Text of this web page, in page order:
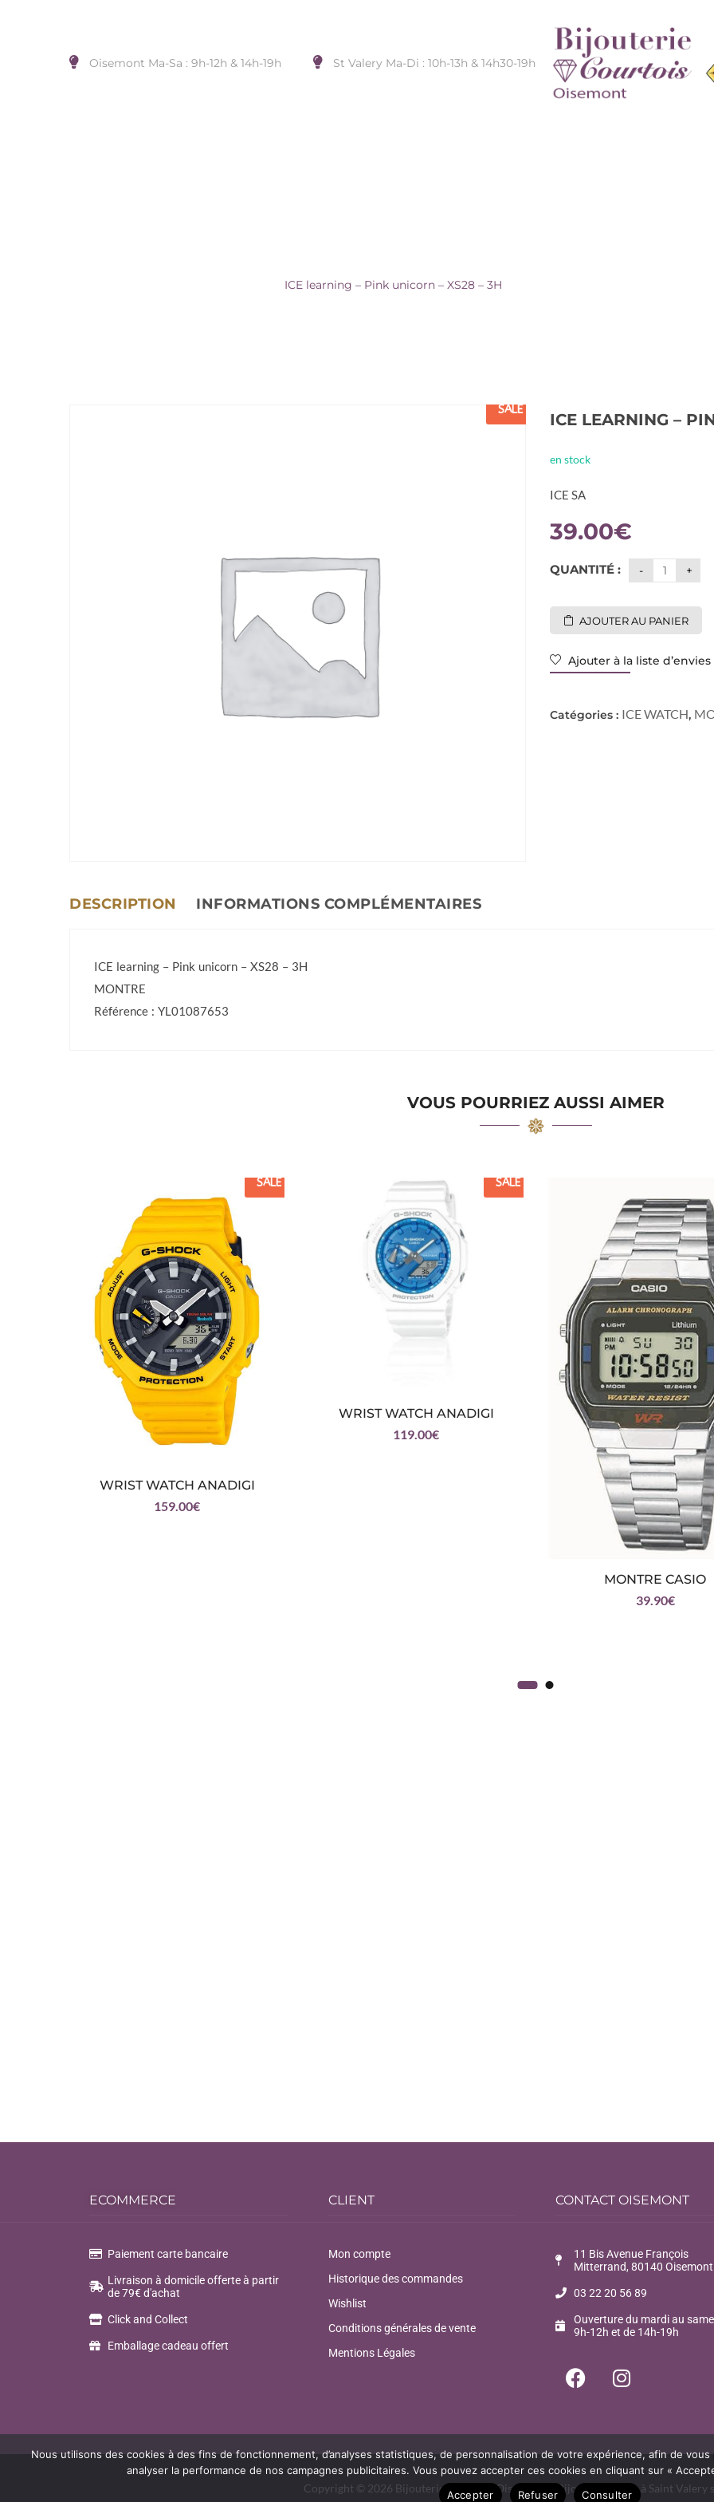
Oisemont Ma-Sa : 9h-12h & 14h-19h St Valery Ma-Di : 10h-13h & 14h30-19h
ICE learning – Pink unicorn – XS28 – 3H
SALE ICE LEARNING –
en stock
ICE SA
39.00€
QUANTITÉ :
AJOUTER AU PANIER
Ajouter à la liste d’envies
Catégories : ICE WATCH,
DESCRIPTION INFORMATIONS COMPLÉMENTAIRES
ICE learning – Pink unicorn – XS28 – 3H
MONTRE
Référence : YL01087653
VOUS POURRIEZ AUSSI AIMER
SALE
WRIST WATCH ANADIGI
159.00€
SALE
WRIST WATCH ANADIGI
119.00€
MONTRE CASIO
39.90€
ECOMMERCE
Paiement carte bancaire
Livraison à domicile offerte à partir
de 79€ d'achat
Click and Collect
Emballage cadeau offert
CLIENT
Mon compte
Historique des commandes
Wishlist
Conditions générales de vente
Mentions Légales
CONTACT OISEMONT
11 Bis Avenue François
Mitterrand, 80140 Oisemont
03 22 20 56 89
Ouverture du mardi au
9h-12h et de 14h-19h
Copyright © 2026 Bijouterie Courtois, Oisemont & Bijoux de la Baie à Saint Valery
Nous utilisons des cookies à des fins de fonctionnement, d’analyses statistiques, de personnalisation de votre expérience, afin de
analyser la performance de nos campagnes publicitaires. Vous pouvez accepter ces cookies en cliquant sur «
Accepter
Refuser Consulter